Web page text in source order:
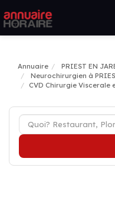
Annuaire PRIEST EN
Neurochirurgien à
CVD Chirurgie Viscerale